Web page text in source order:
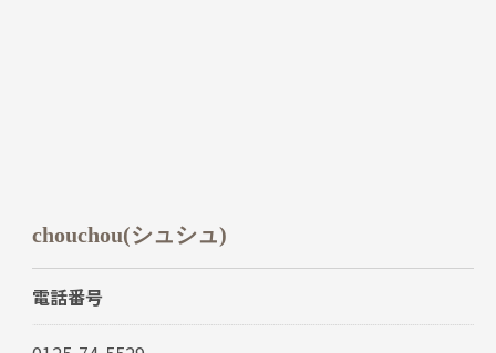
chouchou(シュシュ)
電話番号